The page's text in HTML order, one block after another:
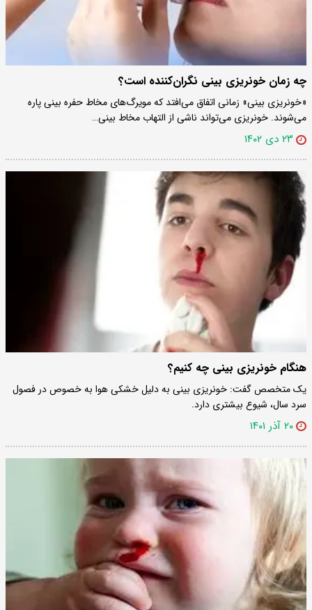
چه زمان خونریزی بینی نگران‌کننده است؟
«خونریزی بینی» زمانی اتفاق می‌افتد که مویرگ‌های مخاط حفره بینی پاره
می‌شوند. خونریزی می‌تواند ناشی از التهاب مخاط بینی…
۲۳ دی ۱۴۰۲
هنگام خونریزی بینی چه کنیم؟
یک متخصص گفت: خونریزی بینی به دلیل خشکی هوا به خصوص در فصول
سرد سال، شیوع بیشتری دارد.
۲۰ آذر ۱۴۰۱